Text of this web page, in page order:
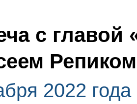
с главой
Репиком
2022 года